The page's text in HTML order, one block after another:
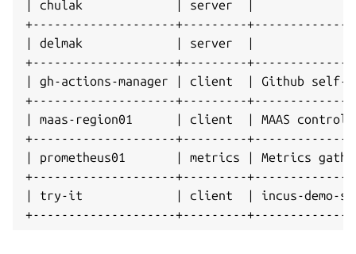
| chulak             | server  |
+--------------------+---------
| delmak             | server  |
+--------------------+---------
| gh-actions-manager | client  | Github
+--------------------+---------
| maas-region01      | client  | MAAS
+--------------------+---------
| prometheus01       | metrics | Metrics
+--------------------+---------
| try-it             | client  | incus-demo-